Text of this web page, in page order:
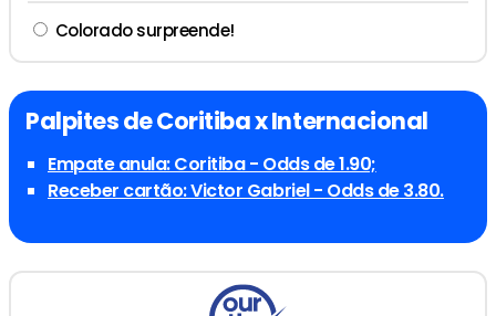
Colorado surpreende!
Palpites de Coritiba x Internacional
Empate anula: Coritiba - Odds de 1.90;
Receber cartão: Victor Gabriel - Odds de 3.80.